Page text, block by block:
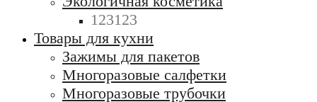
123123
Товары для кухни
Зажимы для пакетов
Многоразовые салфетки
Многоразовые трубочки